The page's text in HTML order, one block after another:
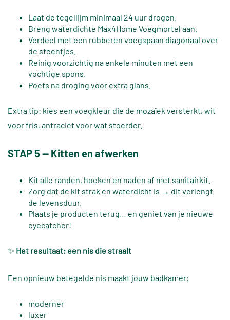
Laat de tegellijm minimaal 24 uur drogen.
Breng waterdichte Max4Home Voegmortel aan.
Verdeel met een rubberen voegspaan diagonaal over
de steentjes.
Reinig voorzichtig na enkele minuten met een
vochtige spons.
Poets na droging voor extra glans.
Extra tip: kies een voegkleur die de mozaïek versterkt, wit
voor fris, antraciet voor wat stoerder.
STAP 5 — Kitten en afwerken
Kit alle randen, hoeken en naden af met sanitairkit.
Zorg dat de kit strak en waterdicht is → dit verlengt
de levensduur.
Plaats je producten terug… en geniet van je nieuwe
eyecatcher!
✨ Het resultaat: een nis die straalt
Een opnieuw betegelde nis maakt jouw badkamer:
moderner
luxer